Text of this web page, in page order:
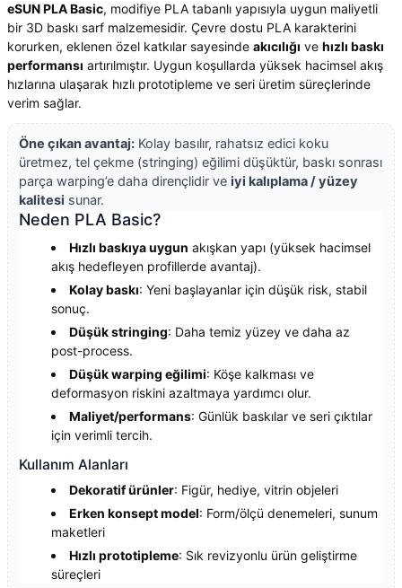
eSUN PLA Basic, modifiye PLA tabanlı yapısıyla uygun maliyetli
bir 3D baskı sarf malzemesidir. Çevre dostu PLA karakterini
korurken, eklenen özel katkılar sayesinde akıcılığı ve hızlı baskı
performansı artırılmıştır. Uygun koşullarda yüksek hacimsel akış
hızlarına ulaşarak hızlı prototipleme ve seri üretim süreçlerinde
verim sağlar.
Öne çıkan avantaj: Kolay basılır, rahatsız edici koku
üretmez, tel çekme (stringing) eğilimi düşüktür, baskı sonrası
parça warping’e daha dirençlidir ve iyi kalıplama / yüzey
kalitesi sunar.
Neden PLA Basic?
Hızlı baskıya uygun akışkan yapı (yüksek hacimsel
akış hedefleyen profillerde avantaj).
Kolay baskı: Yeni başlayanlar için düşük risk, stabil
sonuç.
Düşük stringing: Daha temiz yüzey ve daha az
post-process.
Düşük warping eğilimi: Köşe kalkması ve
deformasyon riskini azaltmaya yardımcı olur.
Maliyet/performans: Günlük baskılar ve seri çıktılar
için verimli tercih.
Kullanım Alanları
Dekoratif ürünler: Figür, hediye, vitrin objeleri
Erken konsept model: Form/ölçü denemeleri, sunum
maketleri
Hızlı prototipleme: Sık revizyonlu ürün geliştirme
süreçleri